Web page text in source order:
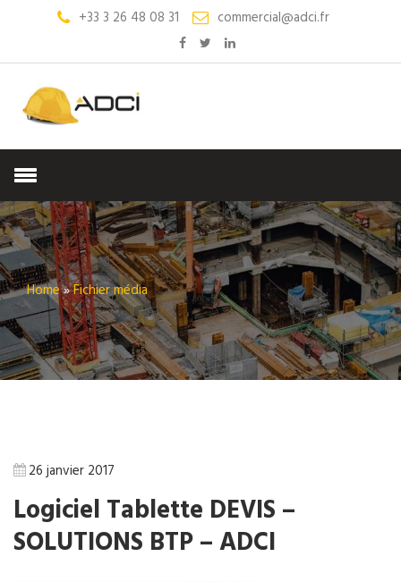
+33 3 26 48 08 31 commercial@adci.fr
Home»Fichier média
26 janvier 2017
Logiciel Tablette DEVIS –
SOLUTIONS BTP – ADCI